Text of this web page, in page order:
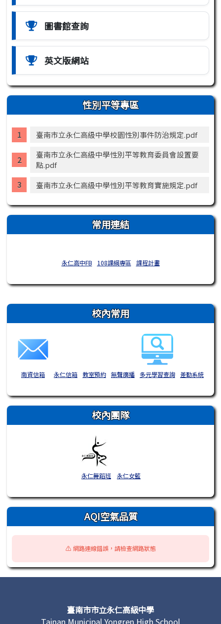
圖書館查詢
英文版網站
性別平等專區
臺南市立永仁高級中學校園性別事件防治規定.pdf
臺南市立永仁高級中學性別平等教育委員會設置要
點.pdf
臺南市立永仁高級中學性別平等教育實施規定.pdf
常用連結
永仁高中FB 108課綱專區 課程計畫
右邊區域內容 校內常用
南資信箱 永仁信箱 教室預約 無聲廣播 多元學習查詢 差勤系統
校內團隊
永仁舞蹈班 永仁女籃
AQI空氣品質
⚠️ 網路連線錯誤，請檢查網路狀態
臺南市市立永仁高級中學
Tainan Municipal Yongren High School